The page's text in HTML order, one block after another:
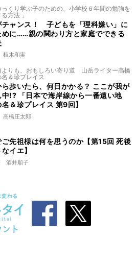
くり学ぶ子のための、小学校６年間の勉強を
方法 」
チャンス！ 子どもを「理科嫌い」に
めに……親の関わり方と家庭でできる
植木和実
よりも、おもしろい寄り道 山岳ライター高橋
＆珍プレイス
ら歩いたら、何日かかる？ ここが我が
中!? 「日本で海岸線から一番遠い地
＆珍プレイス 第9回】
高橋庄太郎
先祖様は何を思うのか【第15回 死後
イエ】
酒井順子